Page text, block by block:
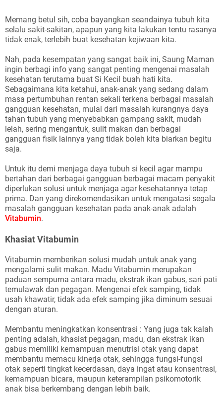
Memang betul sih, coba bayangkan seandainya tubuh kita
selalu sakit-sakitan, apapun yang kita lakukan tentu rasanya
tidak enak, terlebih buat kesehatan kejiwaan kita.
Nah, pada kesempatan yang sangat baik ini, Saung Maman
ingin berbagi info yang sangat penting mengenai masalah
kesehatan terutama buat Si Kecil buah hati kita.
Sebagaimana kita ketahui, anak-anak yang sedang dalam
masa pertumbuhan rentan sekali terkena berbagai masalah
gangguan kesehatan, mulai dari masalah kurangnya daya
tahan tubuh yang menyebabkan gampang sakit, mudah
lelah, sering mengantuk, sulit makan dan berbagai
gangguan fisik lainnya yang tidak boleh kita biarkan begitu
saja.
Untuk itu demi menjaga daya tubuh si kecil agar mampu
bertahan dari berbagai gangguan berbagai macam penyakit
diperlukan solusi untuk menjaga agar kesehatannya tetap
prima. Dan yang direkomendasikan untuk mengatasi segala
masalah gangguan kesehatan pada anak-anak adalah
Vitabumin.
Khasiat Vitabumin
Vitabumin memberikan solusi mudah untuk anak yang
mengalami sulit makan. Madu Vitabumin merupakan
paduan sempurna antara madu, ekstrak ikan gabus, sari pati
temulawak dan pegagan. Mengenai efek samping, tidak
usah khawatir, tidak ada efek samping jika diminum sesuai
dengan aturan.
Membantu meningkatkan konsentrasi : Yang juga tak kalah
penting adalah, khasiat pegagan, madu, dan ekstrak ikan
gabus memiliki kemampuan menutrisi otak yang dapat
membantu memacu kinerja otak, sehingga fungsi-fungsi
otak seperti tingkat kecerdasan, daya ingat atau konsentrasi,
kemampuan bicara, maupun keterampilan psikomotorik
anak bisa berkembang dengan lebih baik.